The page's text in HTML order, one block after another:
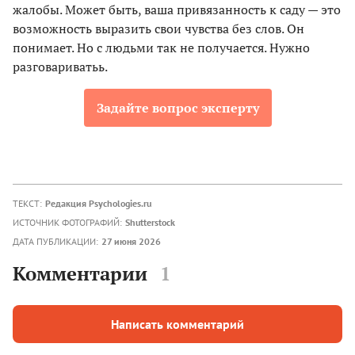
жалобы. Может быть, ваша привязанность к саду — это
возможность выразить свои чувства без слов. Он
понимает. Но с людьми так не получается. Нужно
разговариватьь.
Задайте вопрос эксперту
ТЕКСТ: Редакция Psychologies.ru
ИСТОЧНИК ФОТОГРАФИЙ: Shutterstock
ДАТА ПУБЛИКАЦИИ: 27 июня 2026
Комментарии 1
Написать комментарий